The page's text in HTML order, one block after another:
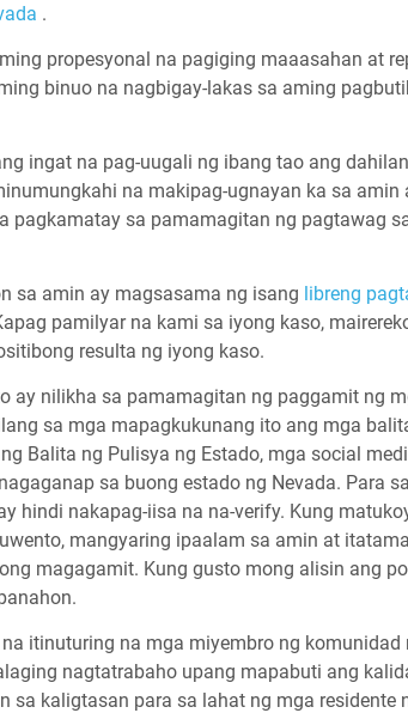
.
propesyonal na pagiging maaasahan at
binuo na nagbigay-lakas sa aming
ingat na pag-uugali ng ibang tao ang
na makipag-ugnayan ka sa
pagkamatay sa pamamagitan ng pagtawag
sa amin ay magsasama ng isang libreng
pamilyar na kami sa iyong kaso,
resulta ng iyong kaso.
ay nilikha sa pamamagitan ng paggamit ng
sa mga mapagkukunang ito ang mga
Balita ng Pulisya ng Estado, mga social
sa buong estado ng Nevada. Para
hindi nakapag-iisa na na-verify. Kung
mangyaring ipaalam sa amin at
magagamit. Kung gusto mong alisin ang
itinuturing na mga miyembro ng komunidad
nagtatrabaho upang mapabuti ang
sa kaligtasan para sa lahat ng mga residente